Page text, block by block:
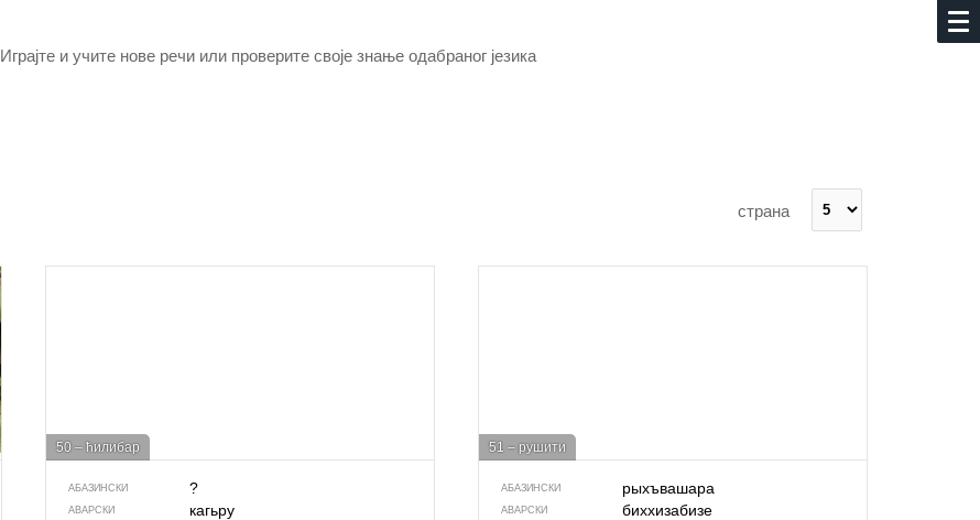
Играјте и учите нове речи или проверите своје знање одабраног језика
страна
50 – ћилибар
АБАЗИНСКИ ?
АВАРСКИ кагьру
51 – рушити
АБАЗИНСКИ рыхъвашара
АВАРСКИ биххизабизе